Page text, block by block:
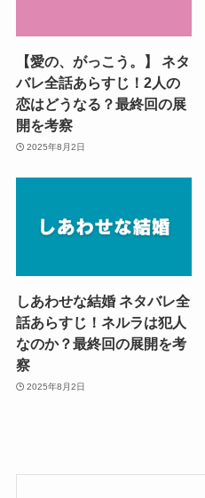
【愛の、がっこう。】 ネタ
バレ全話あらすじ！2人の
恋はどうなる？最終回の展
開を考察
2025年8月2日
しあわせな結婚 ネタバレ全
話あらすじ！ネルラは犯人
なのか？最終回の展開を考
察
2025年8月2日